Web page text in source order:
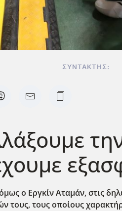
ΣΥΝΤΆΚΤΗΣ:
ο Εργκίν Αταμάν, στις
τους, τους οποίους